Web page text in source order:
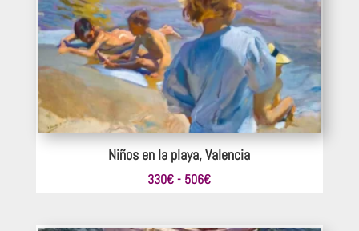
550€
Niños en la playa, Valencia
330€ - 506€Rango